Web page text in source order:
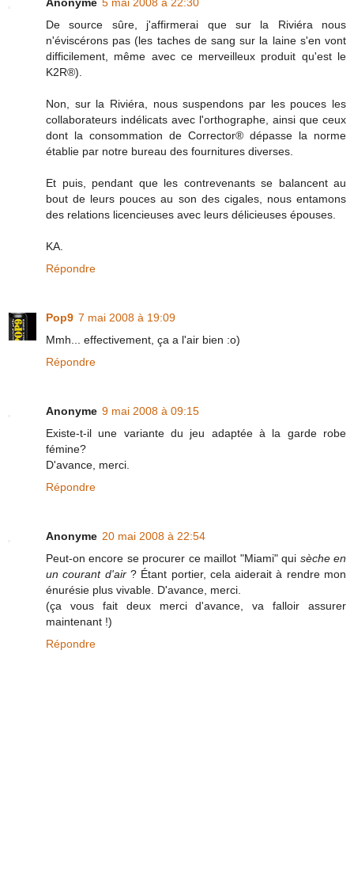
Anonyme 5 mai 2008 à 22:30
De source sûre, j'affirmerai que sur la Riviéra nous
n'éviscérons pas (les taches de sang sur la laine s'en vont
difficilement, même avec ce merveilleux produit qu'est le
K2R®).
Non, sur la Riviéra, nous suspendons par les pouces les
collaborateurs indélicats avec l'orthographe, ainsi que ceux
dont la consommation de Corrector® dépasse la norme
établie par notre bureau des fournitures diverses.
Et puis, pendant que les contrevenants se balancent au
bout de leurs pouces au son des cigales, nous entamons
des relations licencieuses avec leurs délicieuses épouses.
KA.
Répondre
Pop9 7 mai 2008 à 19:09
Mmh... effectivement, ça a l'air bien :o)
Répondre
Anonyme 9 mai 2008 à 09:15
Existe-t-il une variante du jeu adaptée à la garde robe
fémine?
D'avance, merci.
Répondre
Anonyme 20 mai 2008 à 22:54
Peut-on encore se procurer ce maillot "Miami" qui sèche en
un courant d'air? Étant portier, cela aiderait à rendre mon
énurésie plus vivable. D'avance, merci.
(ça vous fait deux merci d'avance, va falloir assurer
maintenant !)
Répondre